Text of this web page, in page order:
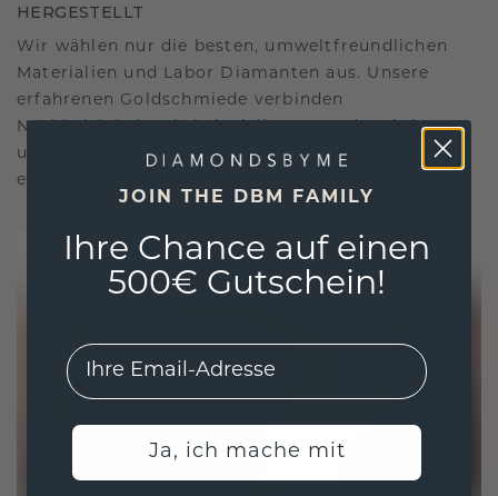
HERGESTELLT
Wir wählen nur die besten, umweltfreundlichen
Materialien und Labor Diamanten aus. Unsere
erfahrenen Goldschmiede verbinden
Nachhaltigkeit mit beispielloser Handwerkskunst
und stellen so sicher, dass Ihr Schmuck ebenso
ethisch wie exquisit ist.
JOIN THE DBM FAMILY
Ihre Chance auf einen
500€ Gutschein!
EMail
Ja, ich mache mit